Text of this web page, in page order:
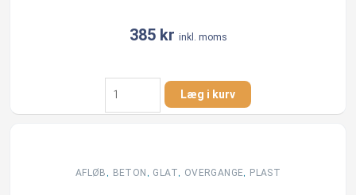
385 kr inkl. moms
HL
160/145
x
ekspansionsovergang
Læg i kurv
AFLØB , BETON , GLAT, OVERGANGE, PLAST